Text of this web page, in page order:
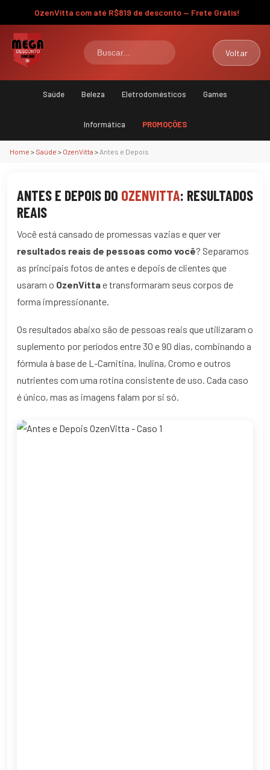
OzenVitta com até R$819 de desconto — Frete Grátis!
Voltar
Saúde Beleza Eletrodomésticos Games
Informática PROMOÇÕES
Home > Saúde > OzenVitta > Antes e Depois
ANTES E DEPOIS DO OZENVITTA: RESULTADOS
REAIS
Você está cansado de promessas vazias e quer ver
resultados reais de pessoas como você? Separamos
as principais fotos de antes e depois de clientes que
usaram o OzenVittae transformaram seus corpos de
forma impressionante.
Os resultados abaixo são de pessoas reais que utilizaram o
suplemento por períodos entre 30 e 90 dias, combinando a
fórmula à base de L-Carnitina, Inulina, Cromo e outros
nutrientes com uma rotina consistente de uso. Cada caso
é único, mas as imagens falam por si só.